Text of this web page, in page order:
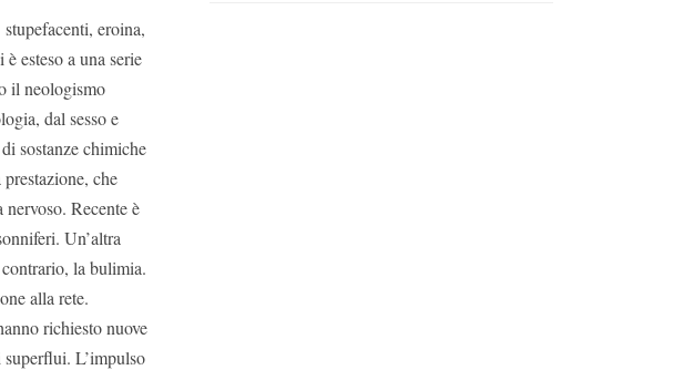
eroina,
esteso a una serie
il neologismo
dal sesso e
sostanze chimiche
che
Recente è
Un’altra
la bulimia.
alla rete.
richiesto nuove
L’impulso